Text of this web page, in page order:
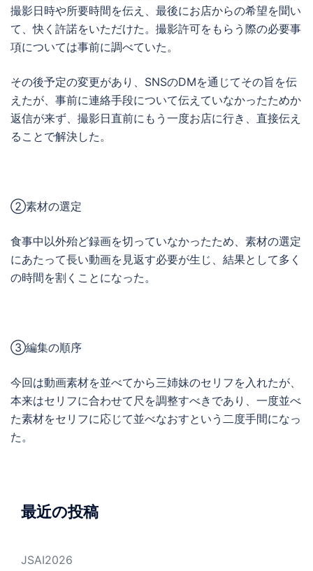
撮影日時や所要時間を伝え、最後にお店からの希望を聞い
て、快く許諾をいただけた。撮影許可をもらう際の必要事
項については事前に調べていた。
その後予定の変更があり、SNSのDMを通じてその旨を伝
えたが、事前に連絡手段について伝えていなかったためか
返信が来ず、撮影日直前にもう一度お店に行き、直接伝え
ることで解決した。
②素材の選定
食事中以外殆ど録画を切っていなかったため、素材の選定
にあたって長い動画を見返す必要が生じ、結果として多く
の時間を割くことになった。
③編集の順序
今回は動画素材を並べてから三姉妹のセリフを入れたが、
本来はセリフに合わせて尺を調整すべきであり、一度並べ
た素材をセリフに応じて並べなおすという二度手間になっ
た。
最近の投稿
JSAI2026